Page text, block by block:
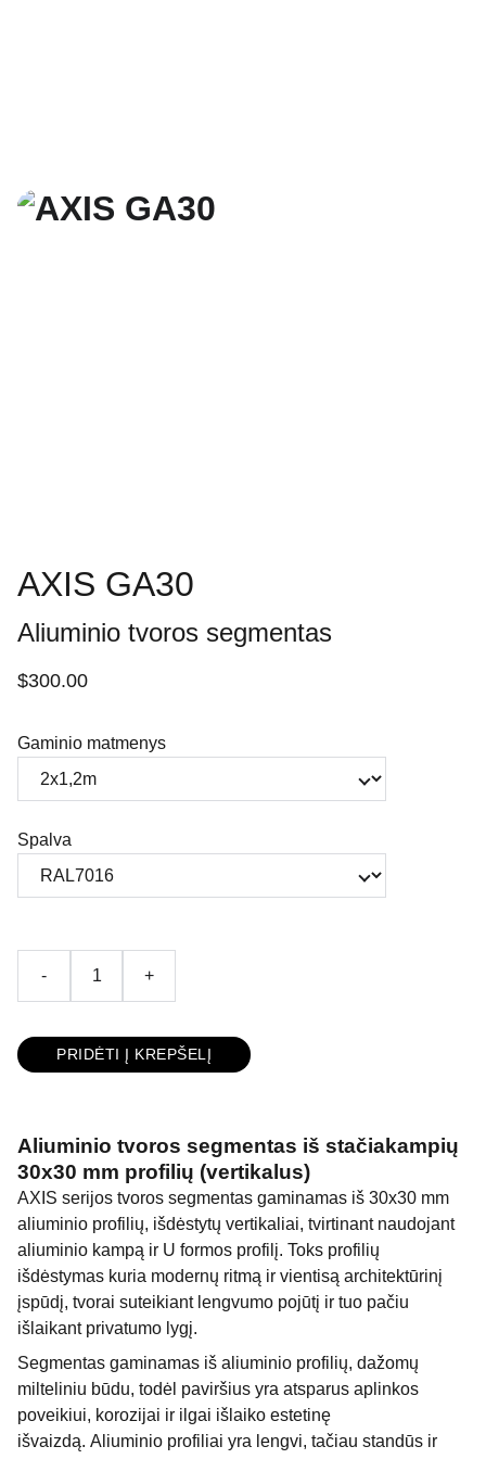
AXIS GA30
Aliuminio tvoros segmentas
$300.00
Gaminio matmenys
Spalva
- +
PRIDĖTI Į KREPŠELĮ
Aliuminio tvoros segmentas iš stačiakampių
30x30 mm profilių (vertikalus)
AXIS serijos tvoros segmentas gaminamas iš 30x30 mm
aliuminio profilių, išdėstytų vertikaliai, tvirtinant naudojant
aliuminio kampą ir U formos profilį. Toks profilių
išdėstymas kuria modernų ritmą ir vientisą architektūrinį
įspūdį, tvorai suteikiant lengvumo pojūtį ir tuo pačiu
išlaikant privatumo lygį.
Segmentas gaminamas iš aliuminio profilių, dažomų
milteliniu būdu, todėl paviršius yra atsparus aplinkos
poveikiui, korozijai ir ilgai išlaiko estetinę
išvaizdą. Aliuminio profiliai yra lengvi, tačiau standūs ir